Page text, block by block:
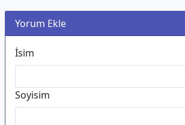
Yorum Ekle
İsim
Soyisim